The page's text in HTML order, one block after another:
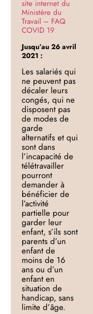
site internet du
Ministère du
Travail – FAQ
COVID 19
Jusqu’au 26 avril
2021 :
Lessalariésqui
ne peuvent pas
décaler leurs
congés, qui ne
disposent pas
de modes de
garde
alternatifs et qui
sont dans
l’incapacité de
télétravailler
pourront
demander à
bénéficier de
l’activité
partielle pour
garder leur
enfant, s’ils sont
parents d’un
enfant de
moins de 16
ans ou d’un
enfant en
situation de
handicap, sans
limite d’âge.